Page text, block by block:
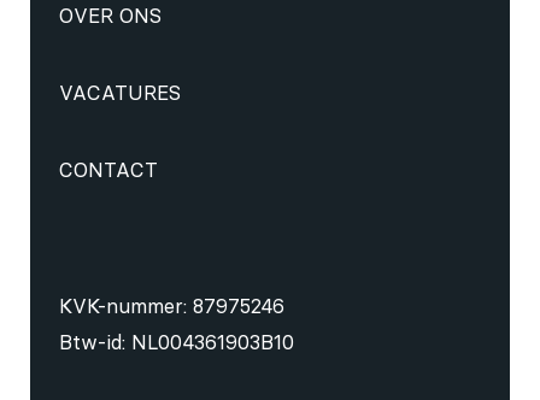
OVER ONS
VACATURES
CONTACT
KVK-nummer: 87975246
Btw-id: NL004361903B10